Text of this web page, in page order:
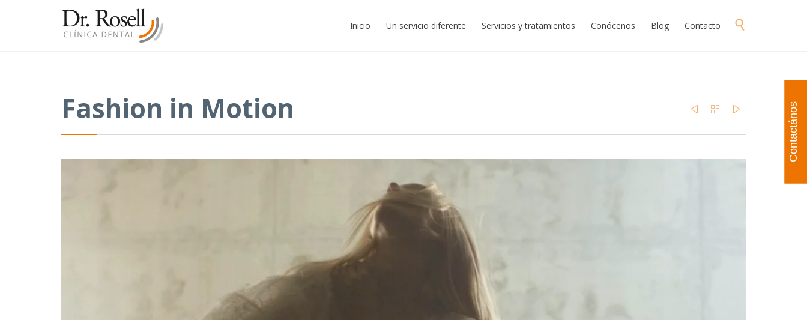
Skip
to
Inicio Un servicio diferente Servicios y tratamientos Conócenos Blog Contacto 
Fashion in Motion    Contactános